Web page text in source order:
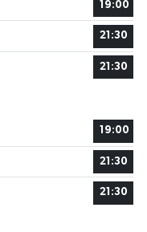
19:00
21:30
21:30
19:00
21:30
21:30